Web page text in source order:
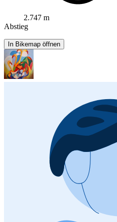
2.747 m
Abstieg
In Bikemap öffnen